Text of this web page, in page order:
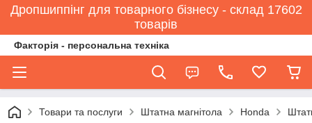
Дропшиппінг для товарного бізнесу - склад 17602
товарів
Факторія - персональна техніка
Товари та послуги Штатна магнітола Honda